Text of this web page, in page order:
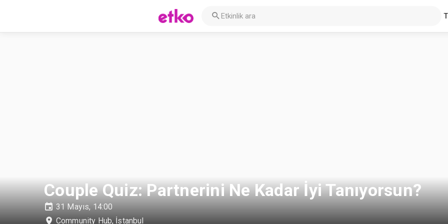
Couple Quiz: Partnerini Ne Kadar İyi Tanıyorsun?
31 Mayıs, 14:00
Community Hub, İstanbul